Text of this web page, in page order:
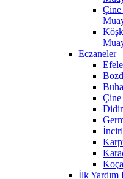
Çine
Eczaneler
Çine
İlk Yardım